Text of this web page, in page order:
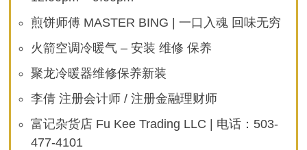
煎饼师傅 MASTER BING | 一口入魂 回味无穷
火箭空调冷暖气 – 安装 维修 保养
聚龙冷暖器维修保养新装
李倩 注册会计师 / 注册金融理财师
富记杂货店 Fu Kee Trading LLC | 电话：503-
477-4101